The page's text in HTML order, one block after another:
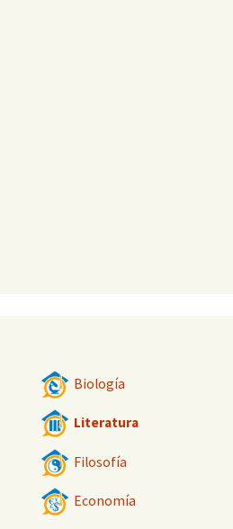
Biología
Literatura
Filosofía
Economía